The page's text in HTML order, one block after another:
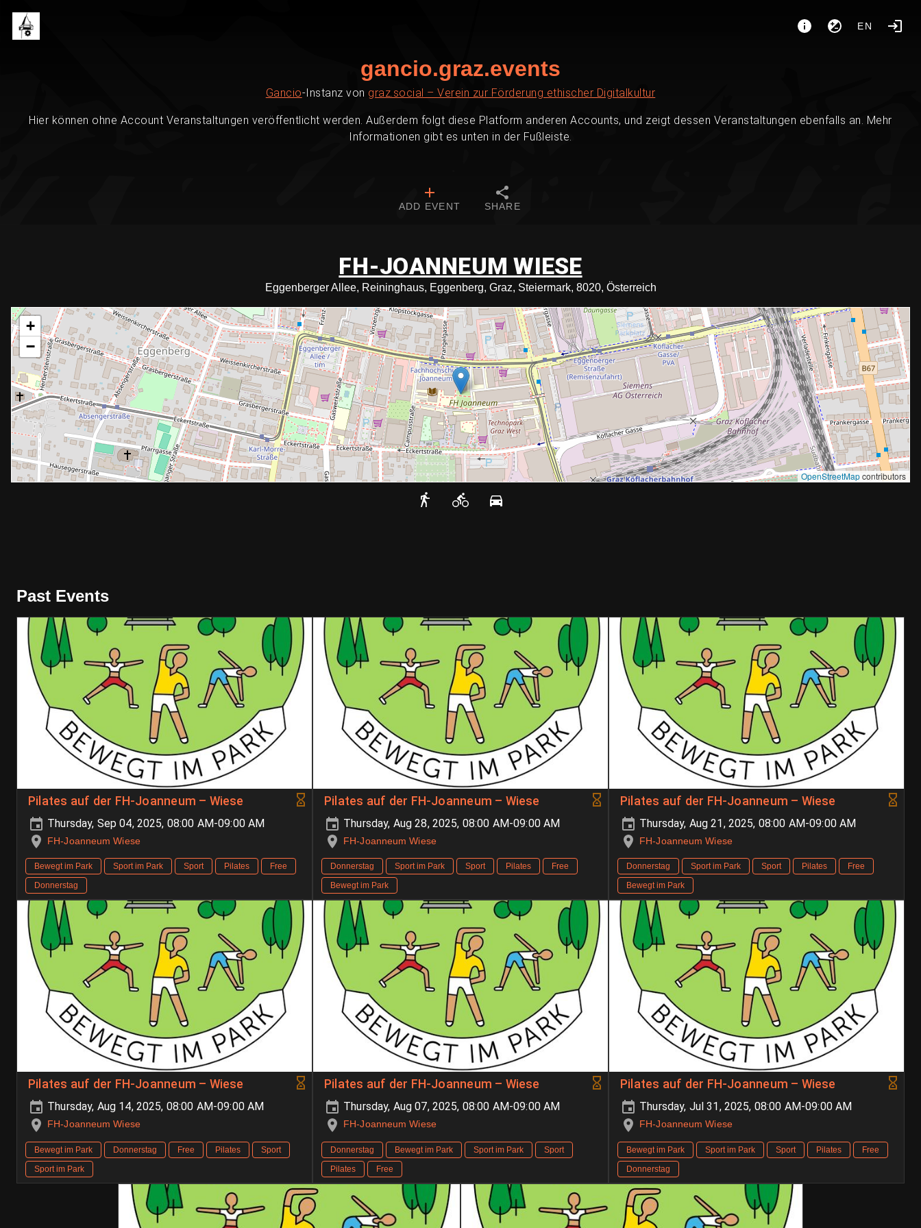
EN
gancio.graz.events
Gancio-Instanz von graz.social – Verein zur Förderung ethischer Digitalkultur
Hier können ohne Account Veranstaltungen veröffentlicht werden. Außerdem folgt diese Platform anderen Accounts, und zeigt dessen Veranstaltungen ebenfalls an. Mehr
Informationen gibt es unten in der Fußleiste.
ADD EVENT SHARE
FH-JOANNEUM WIESE
Eggenberger Allee, Reininghaus, Eggenberg, Graz, Steiermark, 8020, Österreich
+
−
OpenStreetMapcontributors
Past Events
Pilates auf der FH-Joanneum – Wiese
Thursday, Sep 04, 2025, 08:00 AM-09:00 AM
FH-Joanneum Wiese
Bewegt im Park Sport im Park Sport Pilates
Free
Donnerstag
Pilates auf der FH-Joanneum – Wiese
Thursday, Aug 28, 2025, 08:00 AM-09:00 AM
FH-Joanneum Wiese
Donnerstag Sport im Park Sport Pilates
Free
Bewegt im Park
Pilates auf der FH-Joanneum – Wiese
Thursday, Aug 21, 2025, 08:00 AM-09:00 AM
FH-Joanneum Wiese
Donnerstag Sport im Park Sport Pilates
Free
Bewegt im Park
Pilates auf der FH-Joanneum – Wiese
Thursday, Aug 14, 2025, 08:00 AM-09:00 AM
FH-Joanneum Wiese
Bewegt im Park Donnerstag Free Pilates
Sport
Sport im Park
Pilates auf der FH-Joanneum – Wiese
Thursday, Aug 07, 2025, 08:00 AM-09:00 AM
FH-Joanneum Wiese
Donnerstag Bewegt im Park Sport im Park
Sport
Pilates
Free
Pilates auf der FH-Joanneum – Wiese
Thursday, Jul 31, 2025, 08:00 AM-09:00 AM
FH-Joanneum Wiese
Bewegt im Park Sport im Park Sport Pilates
Free
Donnerstag